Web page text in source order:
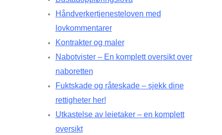
Håndverkertjenesteloven med
lovkommentarer
Kontrakter og maler
Nabotvister – En komplett oversikt over
naboretten
Fuktskade og råteskade – sjekk dine
rettigheter her!
Utkastelse av leietaker – en komplett
oversikt